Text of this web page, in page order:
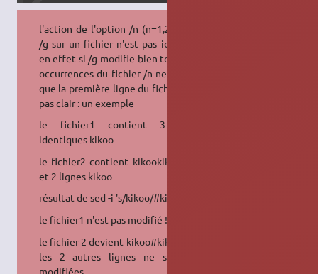
l'action de l'option /n (n=1,2,3…) et
/g sur un fichier n'est pas identique
en effet si /g modifie bien toutes les
occurrences du fichier /n ne modifie
que la première ligne du fichier c'est
pas clair : un exemple
le fichier1 contient 3 lignes
identiques kikoo
le fichier2 contient kikookikookikoo
et 2 lignes kikoo
résultat de sed -i 's/kikoo/#kikoo/2 :
le fichier1 n'est pas modifié !
le fichier 2 devient kikoo#kikookikoo
les 2 autres lignes ne sont pas
modifiées